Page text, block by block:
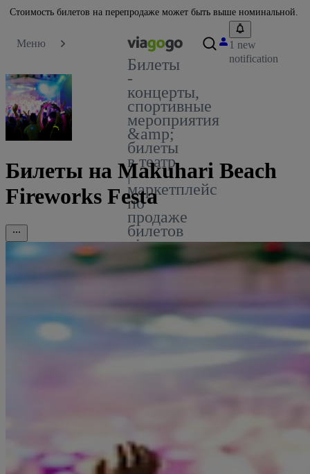
Стоимость билетов на перепродаже может быть выше номинальной.
Меню
Билеты
-
концерты,
спортивные
мероприятия
&amp;
билеты
в театр
|
маркетплейс
по
продаже
билетов
viagogo
1 new
notification
Билеты на Makuhari Beach
Fireworks Festa